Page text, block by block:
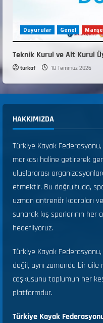
Duyurular Genel
Teknik Kurul ve Alt Kurul
turkaf 18 Temmuz 2026
HAKKIMIZDA
Türkiye Kayak
markası haline getirerek
uluslararası
etmektir. Bu doğrultuda,
uzman antrenör kadroları
sunarak kış sporlarının her
hedefliyoruz.
Türkiye Kayak
değil, aynı zamanda bir aile
coşkusunu toplumun her
platformdur.
Türkiye Kayak